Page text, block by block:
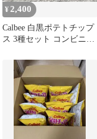
¥ 2,400
Calbee 白黒ポテトチップ
ス 3種セット コンビニ限